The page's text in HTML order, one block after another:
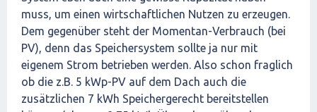
muss, um einen wirtschaftlichen Nutzen zu erzeugen.
Dem gegenüber steht der Momentan-Verbrauch (bei
PV), denn das Speichersystem sollte ja nur mit
eigenem Strom betrieben werden. Also schon fraglich
ob die z.B. 5 kWp-PV auf dem Dach auch die
zusätzlichen 7 kWh Speichergerecht bereitstellen